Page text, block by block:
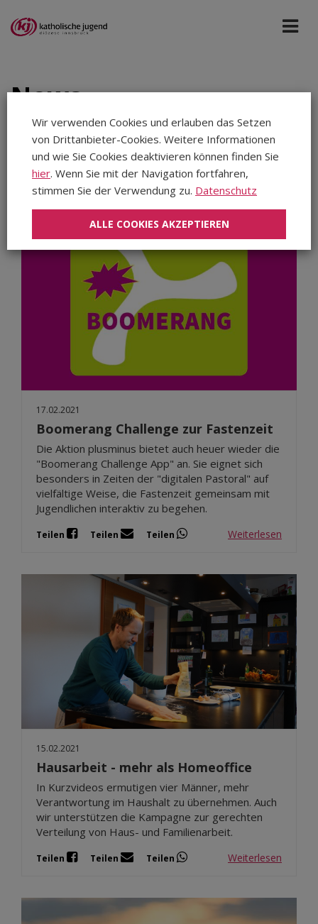
News
Katholische Jugend Jedes Datum
Aug 2026
Jul 2026
Jun 2026
Mai 2026
Apr 2026
Mär 2026
Feb 2026
Jan 2026
Okt 2025
Sep 2025
17.02.2021
Boomerang Challenge zur Fastenzeit
Die Aktion plusminus bietet auch heuer wieder die
"Boomerang Challenge App" an. Sie eignet sich
besonders in Zeiten der "digitalen Pastoral" auf
vielfältige Weise, die Fastenzeit gemeinsam mit
Jugendlichen interaktiv zu begehen.
Teilen Teilen Teilen Weiterlesen
15.02.2021
Hausarbeit - mehr als Homeoffice
In Kurzvideos ermutigen vier Männer, mehr
Verantwortung im Haushalt zu übernehmen. Auch
wir unterstützen die Kampagne zur gerechten
Verteilung von Haus- und Familienarbeit.
Teilen Teilen Teilen Weiterlesen
Wir verwenden Cookies und erlauben das Setzen
von Drittanbieter-Cookies. Weitere Informationen
und wie Sie Cookies deaktivieren können finden Sie
hier. Wenn Sie mit der Navigation fortfahren,
stimmen Sie der Verwendung zu. Datenschutz
ALLE COOKIES AKZEPTIEREN